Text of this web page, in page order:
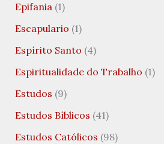
Epifania(1)
Escapulario (1)
Espírito Santo (4)
Espiritualidade do Trabalho (1)
Estudos (9)
Estudos Bíblicos (41)
Estudos Católicos (98)